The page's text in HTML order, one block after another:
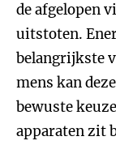
de afgelopen
uitstoten.
belangrijkste
mens kan
bewuste
apparaten zit